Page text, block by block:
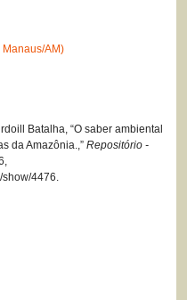
Manaus/AM)
Batalha, “O saber ambiental
da Amazônia.,” Repositório -
show/4476.